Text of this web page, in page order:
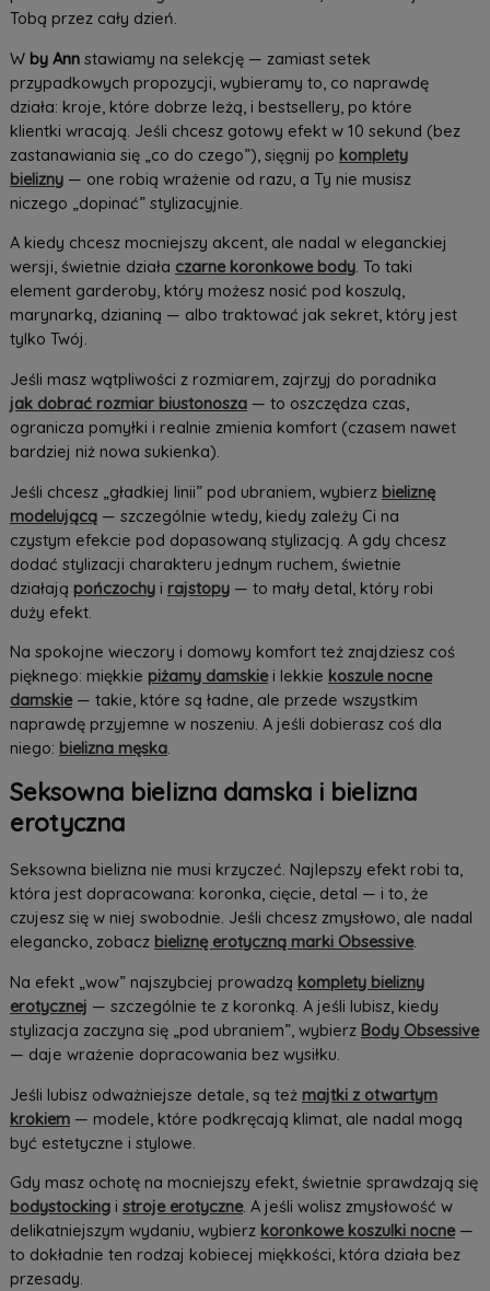
Tobą przez cały dzień.
W by Annstawiamy na selekcję — zamiast setek
przypadkowych propozycji, wybieramy to, co naprawdę
działa: kroje, które dobrze leżą, i bestsellery, po które
klientki wracają. Jeśli chcesz gotowy efekt w 10 sekund (bez
zastanawiania się „co do czego”), sięgnij po komplety
bielizny— one robią wrażenie od razu, a Ty nie musisz
niczego „dopinać” stylizacyjnie.
A kiedy chcesz mocniejszy akcent, ale nadal w eleganckiej
wersji, świetnie działa czarne koronkowe body. To taki
element garderoby, który możesz nosić pod koszulą,
marynarką, dzianiną — albo traktować jak sekret, który jest
tylko Twój.
Jeśli masz wątpliwości z rozmiarem, zajrzyj do poradnika
jak dobrać rozmiar biustonosza— to oszczędza czas,
ogranicza pomyłki i realnie zmienia komfort (czasem nawet
bardziej niż nowa sukienka).
Jeśli chcesz „gładkiej linii” pod ubraniem, wybierz bieliznę
modelującą— szczególnie wtedy, kiedy zależy Ci na
czystym efekcie pod dopasowaną stylizacją. A gdy chcesz
dodać stylizacji charakteru jednym ruchem, świetnie
działają pończochyi rajstopy— to mały detal, który robi
duży efekt.
Na spokojne wieczory i domowy komfort też znajdziesz coś
pięknego: miękkie piżamy damskiei lekkie koszule nocne
damskie— takie, które są ładne, ale przede wszystkim
naprawdę przyjemne w noszeniu. A jeśli dobierasz coś dla
niego: bielizna męska.
Seksowna bielizna damska i bielizna
erotyczna
Seksowna bielizna nie musi krzyczeć. Najlepszy efekt robi ta,
która jest dopracowana: koronka, cięcie, detal — i to, że
czujesz się w niej swobodnie. Jeśli chcesz zmysłowo, ale nadal
elegancko, zobacz bieliznę erotyczną marki Obsessive.
Na efekt „wow” najszybciej prowadzą komplety bielizny
erotycznej — szczególnie te z koronką. A jeśli lubisz, kiedy
stylizacja zaczyna się „pod ubraniem”, wybierz Body Obsessive
— daje wrażenie dopracowania bez wysiłku.
Jeśli lubisz odważniejsze detale, są też majtki z otwartym
krokiem— modele, które podkręcają klimat, ale nadal mogą
być estetyczne i stylowe.
Gdy masz ochotę na mocniejszy efekt, świetnie sprawdzają się
bodystockingi stroje erotyczne. A jeśli wolisz zmysłowość w
delikatniejszym wydaniu, wybierz koronkowe koszulki nocne—
to dokładnie ten rodzaj kobiecej miękkości, która działa bez
przesady.